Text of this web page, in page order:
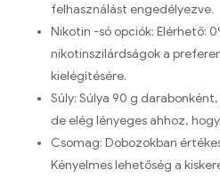
felhasználást engedélyezve.
Nikotin -só opciók: Elérhető:
nikotinszilárdságok a
kielégítésére.
Súly: Súlya 90 g
de elég lényeges ahhoz,
Csomag: Dobozokban
Kényelmes lehetőség a